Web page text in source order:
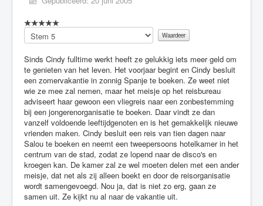
Voeg
waardering
Sinds Cindy fulltime werkt heeft ze gelukkig iets meer geld om
te genieten van het leven. Het voorjaar begint en Cindy besluit
een zomervakantie in zonnig Spanje te boeken. Ze weet niet
wie ze mee zal nemen, maar het meisje op het reisbureau
adviseert haar gewoon een vliegreis naar een zonbestemming
bij een jongerenorganisatie te boeken. Daar vindt ze dan
vanzelf voldoende leeftijdgenoten en is het gemakkelijk nieuwe
vrienden maken. Cindy besluit een reis van tien dagen naar
Salou te boeken en neemt een tweepersoons hotelkamer in het
centrum van de stad, zodat ze lopend naar de disco's en
kroegen kan. De kamer zal ze wel moeten delen met een ander
meisje, dat net als zij alleen boekt en door de reisorganisatie
wordt samengevoegd. Nou ja, dat is niet zo erg, gaan ze
samen uit. Ze kijkt nu al naar de vakantie uit.